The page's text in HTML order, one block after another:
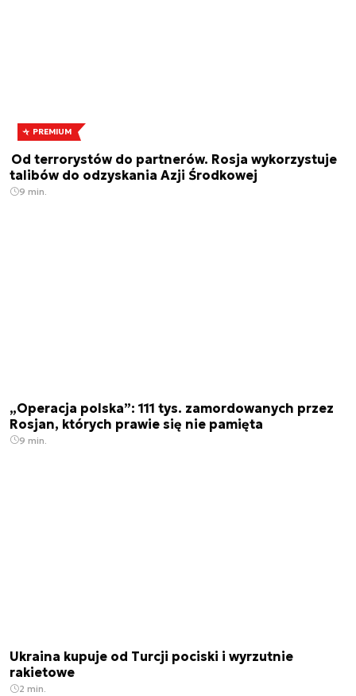
PREMIUM
Od terrorystów do partnerów. Rosja wykorzystuje
talibów do odzyskania Azji Środkowej
9 min.
„Operacja polska”: 111 tys. zamordowanych przez
Rosjan, których prawie się nie pamięta
9 min.
Ukraina kupuje od Turcji pociski i wyrzutnie
rakietowe
2 min.